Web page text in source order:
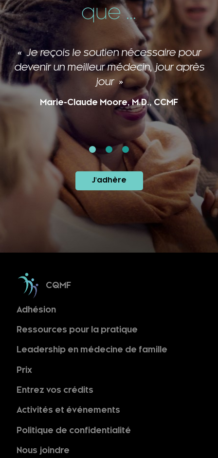
que ...
Les membres de cette grande famille
me ressourcent et m’inspirent!
Caroline Laberge, M.D., CCMF, FCMF
J'adhère
CQMF
Adhésion
Ressources pour la pratique
Leadership en médecine de famille
Prix
Entrez vos crédits
Activités et événements
Politique de confidentialité
Nous joindre